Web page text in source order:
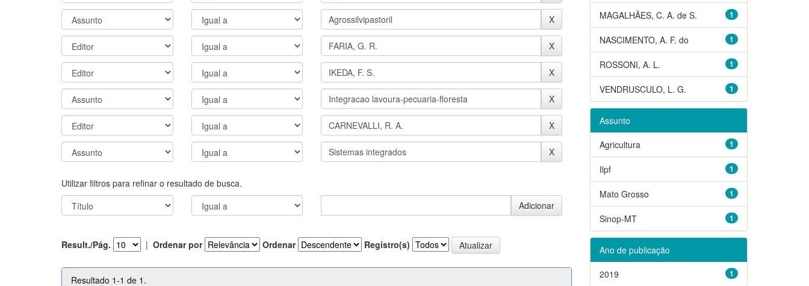
Utilizar filtros para refinar o resultado de busca.
Result./Pág. | Ordenar por Ordenar Registro(s)
Resultado 1-1 de 1.
1
MAGALHÃES, C. A. de S.
1
NASCIMENTO, A. F. do
1
ROSSONI, A. L.
1
VENDRUSCULO, L. G.
Assunto
1
Agricultura
1
Ilpf
1
Mato Grosso
1
Sinop-MT
Ano de publicação
1
2019